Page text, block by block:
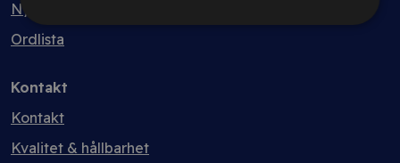
Nyheter
Ordlista
Kontakt
Kontakt
Kvalitet & hållbarhet